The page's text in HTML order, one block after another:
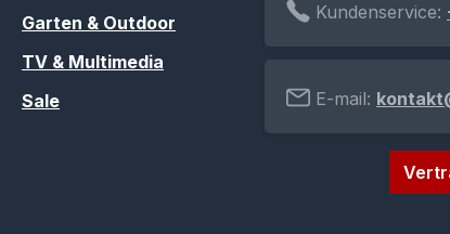
Garten & Outdoor
TV & Multimedia
Sale
Kundenservice:
E-mail: